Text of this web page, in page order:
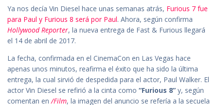
Ya nos decía Vin Diesel hace unas semanas atrás, Furious 7 fue
para Paul y Furious 8 será por Paul. Ahora, según confirma
Hollywood Reporter, la nueva entrega de Fast & Furious llegará
el 14 de abril de 2017.
La fecha, confirmada en el CinemaCon en Las Vegas hace
apenas unos minutos, reafirma el éxito que ha sido la última
entrega, la cual sirvió de despedida para el actor, Paul Walker. El
actor Vin Diesel se refirió a la cinta como “Furious 8” y, según
comentan en/Film, la imagen del anuncio se refería a la secuela